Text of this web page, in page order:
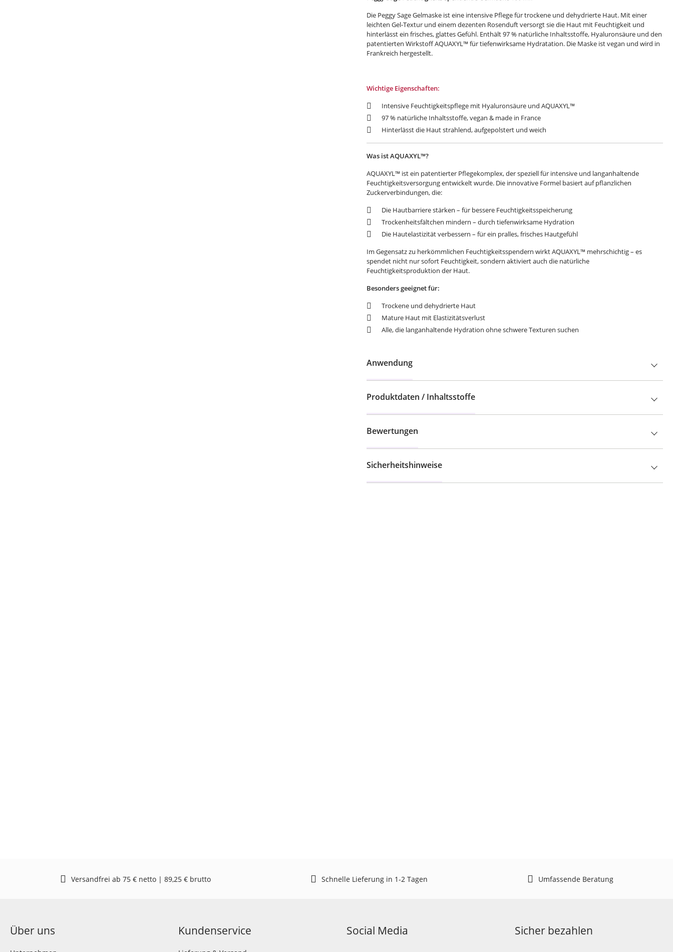
Die Peggy Sage Gelmaske ist eine intensive Pflege für trockene und dehydrierte Haut. Mit einer
leichten Gel-Textur und einem dezenten Rosenduft versorgt sie die Haut mit Feuchtigkeit und
hinterlässt ein frisches, glattes Gefühl. Enthält 97 % natürliche Inhaltsstoffe, Hyaluronsäure und den
patentierten Wirkstoff AQUAXYL™ für tiefenwirksame Hydratation. Die Maske ist vegan und wird in
Frankreich hergestellt.
Wichtige Eigenschaften:
Intensive Feuchtigkeitspflege mit Hyaluronsäure und AQUAXYL™
97 % natürliche Inhaltsstoffe, vegan & made in France
Hinterlässt die Haut strahlend, aufgepolstert und weich
Was ist AQUAXYL™?
AQUAXYL™ ist ein patentierter Pflegekomplex, der speziell für intensive und langanhaltende
Feuchtigkeitsversorgung entwickelt wurde. Die innovative Formel basiert auf pflanzlichen
Zuckerverbindungen, die:
Die Hautbarriere stärken – für bessere Feuchtigkeitsspeicherung
Trockenheitsfältchen mindern – durch tiefenwirksame Hydration
Die Hautelastizität verbessern – für ein pralles, frisches Hautgefühl
Im Gegensatz zu herkömmlichen Feuchtigkeitsspendern wirkt AQUAXYL™ mehrschichtig – es
spendet nicht nur sofort Feuchtigkeit, sondern aktiviert auch die natürliche
Feuchtigkeitsproduktion der Haut.
Besonders geeignet für:
Trockene und dehydrierte Haut
Mature Haut mit Elastizitätsverlust
Alle, die langanhaltende Hydration ohne schwere Texturen suchen
Anwendung
Produktdaten / Inhaltsstoffe
Bewertungen
Sicherheitshinweise
Versandfrei ab 75 € netto | 89,25 € brutto Schnelle Lieferung in 1-2 Tagen Umfassende Beratung
Über uns Kundenservice Social Media Sicher bezahlen